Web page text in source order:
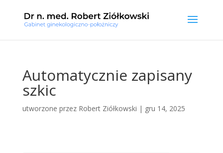
Automatycznie zapisany
szkic
utworzone przez Robert Ziółkowski | gru 14, 2025